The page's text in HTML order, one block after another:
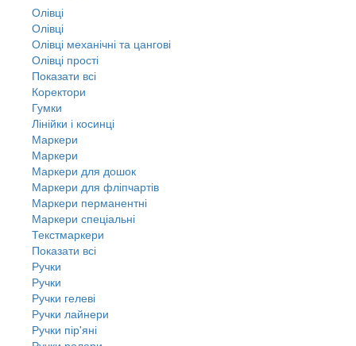
Олівці
Олівці
Олівці механічні та цангові
Олівці прості
Показати всі
Коректори
Гумки
Лінійки і косинці
Маркери
Маркери
Маркери для дошок
Маркери для фліпчартів
Маркери перманентні
Маркери спеціальні
Текстмаркери
Показати всі
Ручки
Ручки
Ручки гелеві
Ручки лайнери
Ручки пір'яні